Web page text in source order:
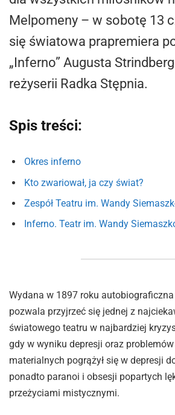
Melpomeny – w sobotę 13
się światowa prapremiera
„Inferno” Augusta
reżyserii Radka Stępnia.
Spis treści:
Okres inferno
Kto zwariował, ja czy świat?
Zespół Teatru im. Wandy
Inferno. Teatr im. Wandy
Wydana w 1897 roku autobiograficzna
pozwala przyjrzeć się jednej z
światowego teatru w najbardziej
gdy w wyniku depresji oraz
materialnych pogrążył się w depresji
ponadto paranoi i obsesji popartych
przeżyciami mistycznymi.